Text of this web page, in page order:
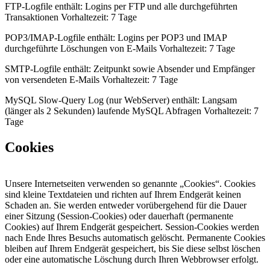
FTP-Logfile enthält: Logins per FTP und alle durchgeführten
Transaktionen Vorhaltezeit: 7 Tage
POP3/IMAP-Logfile enthält: Logins per POP3 und IMAP
durchgeführte Löschungen von E-Mails Vorhaltezeit: 7 Tage
SMTP-Logfile enthält: Zeitpunkt sowie Absender und Empfänger
von versendeten E-Mails Vorhaltezeit: 7 Tage
MySQL Slow-Query Log (nur WebServer) enthält: Langsam
(länger als 2 Sekunden) laufende MySQL Abfragen Vorhaltezeit: 7
Tage
Cookies
Unsere Internetseiten verwenden so genannte „Cookies“. Cookies
sind kleine Textdateien und richten auf Ihrem Endgerät keinen
Schaden an. Sie werden entweder vorübergehend für die Dauer
einer Sitzung (Session-Cookies) oder dauerhaft (permanente
Cookies) auf Ihrem Endgerät gespeichert. Session-Cookies werden
nach Ende Ihres Besuchs automatisch gelöscht. Permanente Cookies
bleiben auf Ihrem Endgerät gespeichert, bis Sie diese selbst löschen
oder eine automatische Löschung durch Ihren Webbrowser erfolgt.